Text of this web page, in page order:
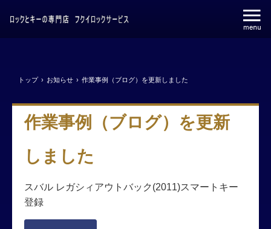
トップ › お知らせ › 作業事例（ブログ）を更新しました
作業事例（ブログ）を更新
しました
スバル レガシィアウトバック(2011)スマートキー
登録